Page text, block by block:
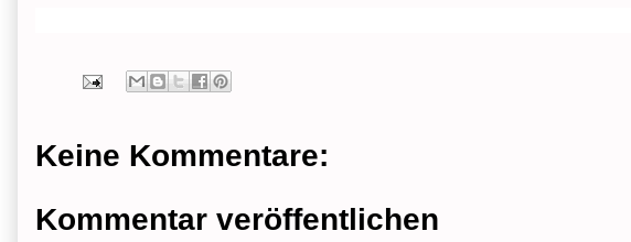
Keine Kommentare:
Kommentar veröffentlichen